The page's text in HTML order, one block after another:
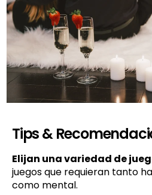
Tips &
Elijan una variedad de
juegos que requieran tanto
como mental.